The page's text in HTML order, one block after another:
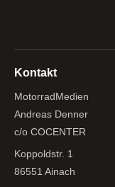
Kontakt
MotorradMedien
Andreas Denner
c/o COCENTER
Koppoldstr. 1
86551 Ainach